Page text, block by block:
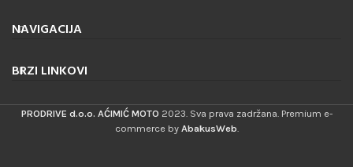
NAVIGACIJA
BRZI LINKOVI
PRODRIVE d.o.o. AĆIMIĆ MOTO 2023. Sva prava zadržana. Premium e-
commerce by AbakusWeb.